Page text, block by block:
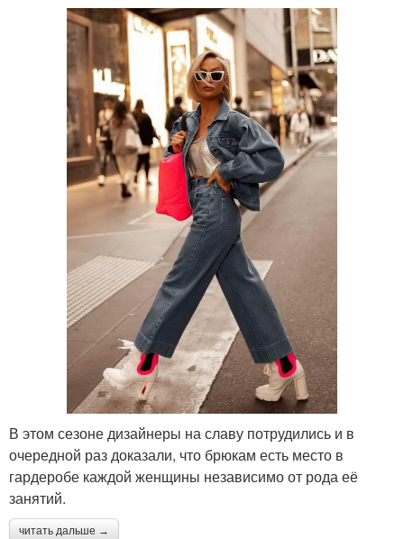
В этом сезоне дизайнеры на славу потрудились и в
очередной раз доказали, что брюкам есть место в
гардеробе каждой женщины независимо от рода её
занятий.
читать дальше →